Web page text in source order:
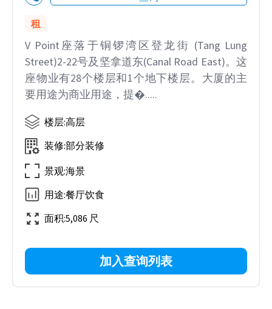
租
V Point座落于铜锣湾区登龙街 (Tang Lung
Street)2-22号及坚拿道东(Canal Road East)。这
座物业有28个楼层和1个地下楼层。大厦的主
要用途为商业用途，提�.....
楼层:高层
装修:部分装修
景观:海景
用途:餐厅饮食
面积:5,086 尺
加入查询列表